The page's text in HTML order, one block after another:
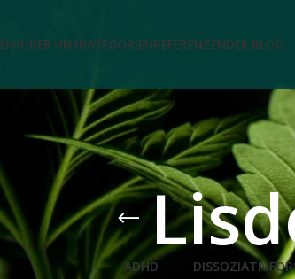
ÜBER UNSKATEGORIENREFERENZENDER BLOG
ADHD
DISSOZIATIV